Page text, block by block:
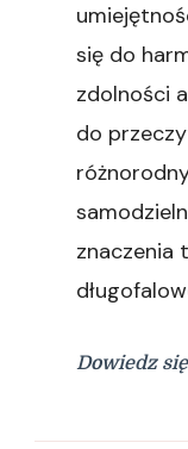
się do
zdolności
do
znaczenia
Dowiedz